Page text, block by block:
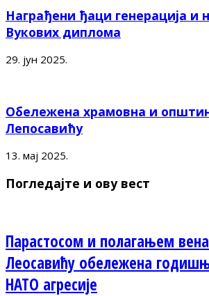
Награђени ђаци генерација и
Вукових диплома
29. јун 2025.
Обележена храмовна и
Лепосавићу
13. мај 2025.
Погледајте и ову вест
Парастосом и полагањем
Леосавићу обележена
НАТО агресије